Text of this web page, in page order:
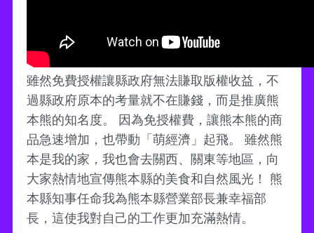
雖然免費授權讓縣政府無法賺取版權收益，不
過縣政府原本的考量就不在賺錢，而是推廣熊
本熊的知名度。 因為免授權費，讓熊本熊的商
品急速增加，也帶動「萌經濟」起飛。 雖然熊
本是我的家，我也會去關西、關東等地區，向
大家熱情地宣傳熊本縣的美食和自然風光！ 熊
本縣知事任命我為熊本縣營業部長兼幸福部
長，這使我對自己的工作更加充滿熱情。